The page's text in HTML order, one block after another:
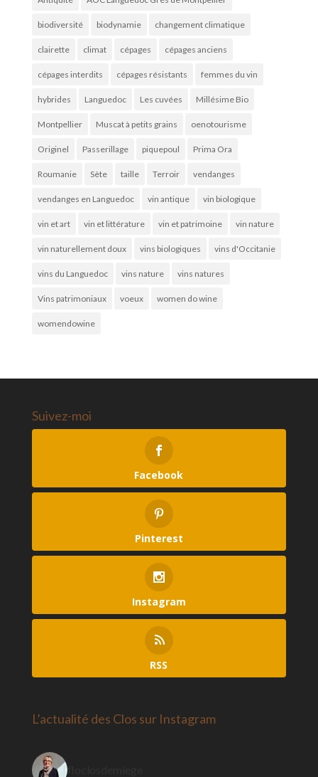
biodiversité biodynamie changement climatique
clairette climat cépages cépages anciens
cépages interdits cépages résistants femmes du vin
hybrides Languedoc Les cuvées Millésime Bio
Montpellier Muscat à petits grains oenotourisme
Originel Passerillage piquepoul Prima Ora
Roumanie Sète taille Terroir vendanges
vendanges en Languedoc vin antique vin biologique
vin et art vin et littérature vin et patrimoine vin nature
vin naturellement doux vins biologiques vins d'Occitanie
vins du Languedoc vins nature vins natures
Vins patrimoniaux voeux women do wine
womendowine
Suivez-moi
Facebook
Pinterest
Instagram
RSS
L’actualité des Clos sur Instagram
floclosdemiege